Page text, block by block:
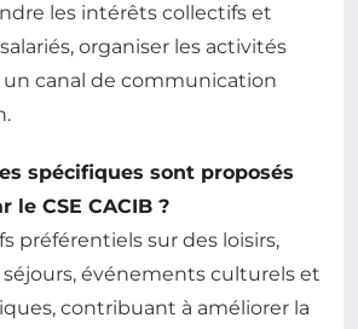
les intérêts collectifs et
organiser les activités
un canal de communication
spécifiques sont proposés
le CSE CACIB ?
préférentiels sur des loisirs,
séjours, événements culturels et
contribuant à améliorer la